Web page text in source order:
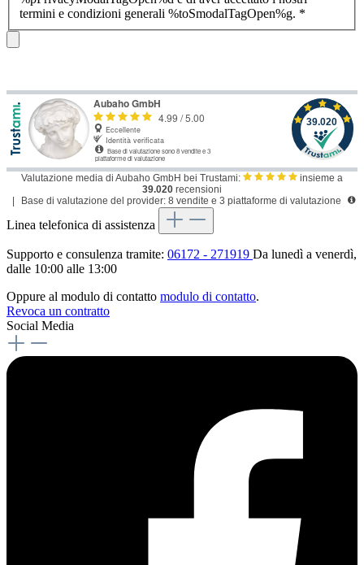
termini e condizioni generali %toSmodalTagOpen%g. *
Valutazione media di Aubaho GmbH bei Trustami:
insieme a
39.020 recensioni
Base di valutazione del provider: 8 vendite e 3 piattaforme di valutazione
Linea telefonica di assistenza
Supporto e consulenza tramite: 06172 - 271919 Da lunedì a venerdì,
dalle 10:00 alle 13:00
Oppure al modulo di contatto modulo di contatto.
Revoca un contratto
Social Media